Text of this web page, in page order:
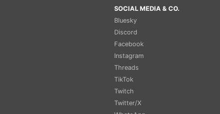
SOCIAL MEDIA & CO.
Bluesky
Discord
Facebook
Instagram
Threads
TikTok
Twitch
Twitter/X